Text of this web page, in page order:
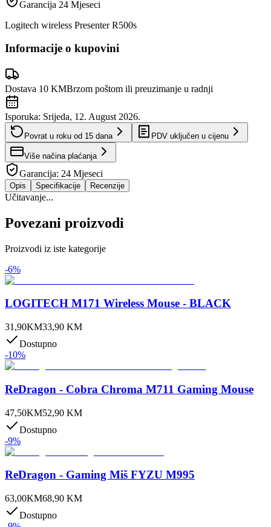
Garancija 24 Mjeseci
Logitech wireless Presenter R500s
Informacije o kupovini
Dostava 10 KMBrzom poštom ili preuzimanje u radnji
Isporuka: Srijeda, 12. August 2026.
Povrat u roku od 15 dana PDV uključen u cijenu
Više načina plaćanja
Garancija: 24 Mjeseci
Opis Specifikacije Recenzije
Učitavanje...
Povezani proizvodi
Proizvodi iz iste kategorije
-6%
LOGITECH M171 Wireless Mouse - BLACK
31,90KM33,90 KM
Dostupno
-10%
ReDragon - Cobra Chroma M711 Gaming Mouse
47,50KM52,90 KM
Dostupno
-9%
ReDragon - Gaming Miš FYZU M995
63,00KM68,90 KM
Dostupno